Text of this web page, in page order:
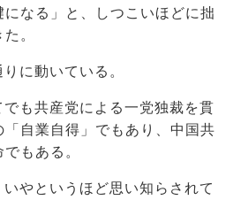
なる」と、しつこいほどに拙
。
に動いている。
も共産党による一党独裁を貫
「自業自得」でもあり、中国共
もある。
やというほど思い知らされて